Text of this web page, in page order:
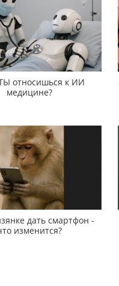
относишься к ИИ
медицине?
дать смартфон -
изменится?